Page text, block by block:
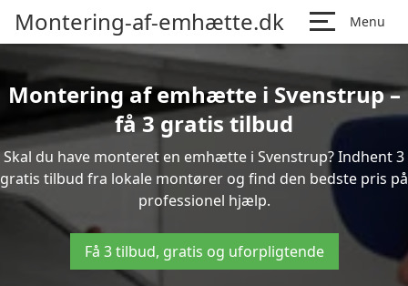
Montering-af-emhætte.dk Menu
Montering af emhætte i Svenstrup –
få 3 gratis tilbud
Skal du have monteret en emhætte i Svenstrup? Indhent 3
gratis tilbud fra lokale montører og find den bedste pris på
professionel hjælp.
Få 3 tilbud, gratis og uforpligtende